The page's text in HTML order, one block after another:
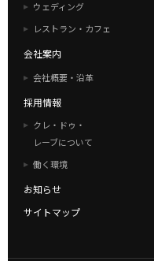
ウェディング
レストラン・カフェ
会社案内
会社概要・沿革
採用情報
クレ・ドゥ・
レーブについて
働く環境
お知らせ
サイトマップ